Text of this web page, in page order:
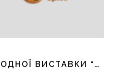
ПІДСУМКИ МІЖНАРОДНОЇ ВИСТАВКИ “WORLDFOOD UKRAINE 2024”